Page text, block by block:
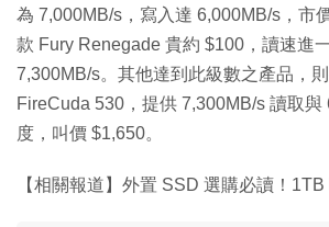
為 7,000MB/s，寫入達 6,000MB/s，市
款 Fury Renegade 貴約 $100，讀速進
7,300MB/s。其他達到此級數之產品，
FireCuda 530，提供 7,300MB/s 讀取與
度，叫價 $1,650。
【相關報道】外置 SSD 選購必讀！1TB